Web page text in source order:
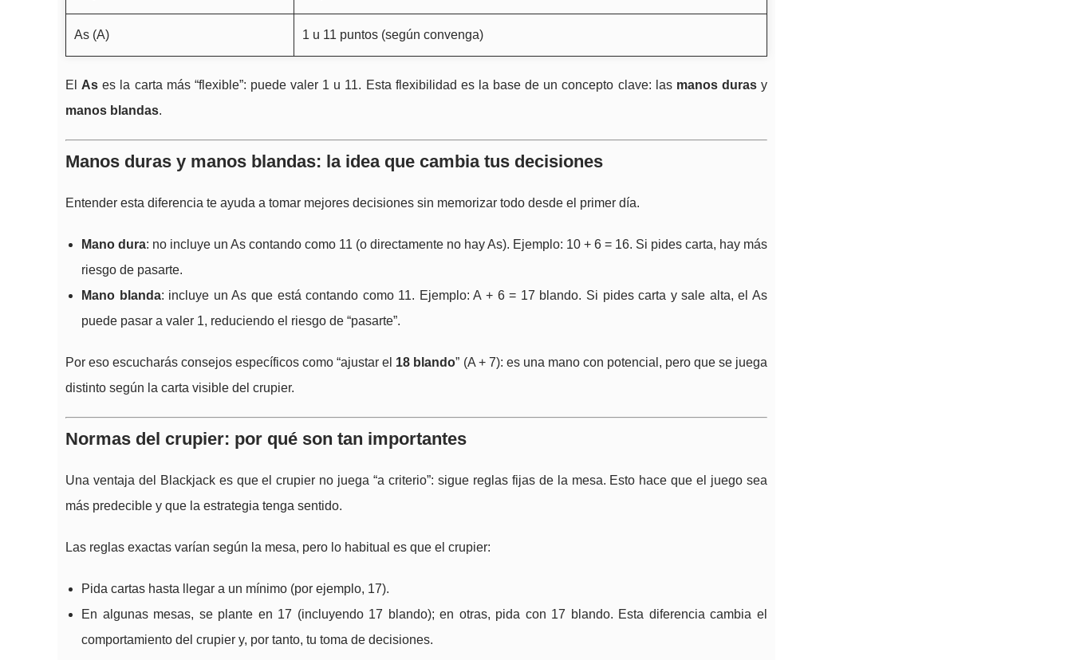
As (A) 1 u 11 puntos (según convenga)
El As es la carta más “flexible”: puede valer 1 u 11. Esta flexibilidad es la base de un concepto clave: las manos durasy
manos blandas.
Manos duras y manos blandas: la idea que cambia tus decisiones
Entender esta diferencia te ayuda a tomar mejores decisiones sin memorizar todo desde el primer día.
Mano dura: no incluye un As contando como 11 (o directamente no hay As). Ejemplo: 10 + 6 = 16. Si pides carta, hay más
riesgo de pasarte.
Mano blanda: incluye un As que está contando como 11. Ejemplo: A + 6 = 17 blando. Si pides carta y sale alta, el As
puede pasar a valer 1, reduciendo el riesgo de “pasarte”.
Por eso escucharás consejos específicos como “ajustar el 18 blando” (A + 7): es una mano con potencial, pero que se juega
distinto según la carta visible del crupier.
Normas del crupier: por qué son tan importantes
Una ventaja del Blackjack es que el crupier no juega “a criterio”: sigue reglas fijas de la mesa. Esto hace que el juego sea
más predecible y que la estrategia tenga sentido.
Las reglas exactas varían según la mesa, pero lo habitual es que el crupier:
Pida cartas hasta llegar a un mínimo (por ejemplo, 17).
En algunas mesas, se plante en 17 (incluyendo 17 blando); en otras, pida con 17 blando. Esta diferencia cambia el
comportamiento del crupier y, por tanto, tu toma de decisiones.